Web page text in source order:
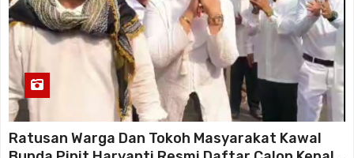
Ratusan Warga Dan Tokoh Masyarakat Kawal